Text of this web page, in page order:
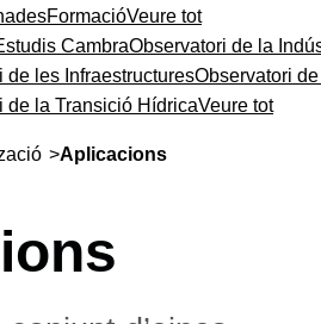
FormacióVeure tot
CambraObservatori de la
de les InfraestructuresObservatori
de la Transició HídricaVeure tot
>Aplicacions